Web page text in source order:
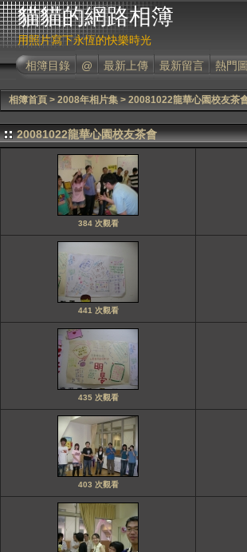
貓貓的網路相簿
用照片寫下永恆的快樂時光
相簿目錄
@ 最新上傳 最新留言 熱門
相簿首頁 > 2008年相片集 > 20081022龍華心園校友茶
20081022龍華心園校友茶會
384 次觀看
441 次觀看
435 次觀看
403 次觀看